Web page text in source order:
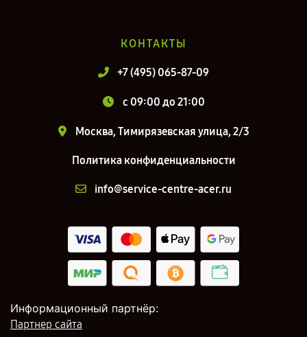
КОНТАКТЫ
+7 (495) 065-87-09
c 09:00 до 21:00
Москва, Тимирязевская улица, 2/3
Политика конфиденциальности
info@service-centre-acer.ru
Информационный партнёр:
Партнер сайта